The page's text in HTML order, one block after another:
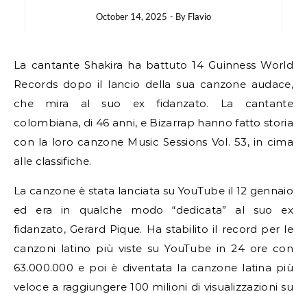
October 14, 2025 - By Flavio
La cantante Shakira ha battuto 14 Guinness World
Records dopo il lancio della sua canzone audace,
che mira al suo ex fidanzato. La cantante
colombiana, di 46 anni, e Bizarrap hanno fatto storia
con la loro canzone Music Sessions Vol. 53, in cima
alle classifiche.
La canzone è stata lanciata su YouTube il 12 gennaio
ed era in qualche modo “dedicata” al suo ex
fidanzato, Gerard Pique. Ha stabilito il record per le
canzoni latino più viste su YouTube in 24 ore con
63.000.000 e poi è diventata la canzone latina più
veloce a raggiungere 100 milioni di visualizzazioni su